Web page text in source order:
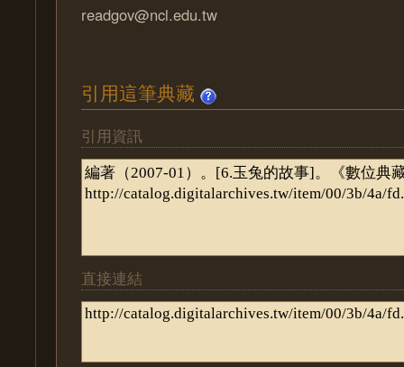
readgov@ncl.edu.tw
引用這筆典藏
引用資訊
直接連結